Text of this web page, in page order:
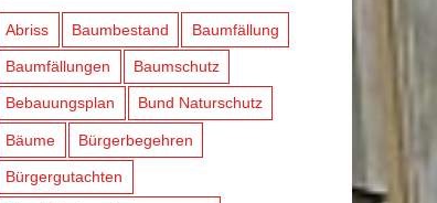
Abriss Baumbestand Baumfällung
Baumfällungen Baumschutz
Bebauungsplan Bund Naturschutz
Bäume Bürgerbegehren
Bürgergutachten